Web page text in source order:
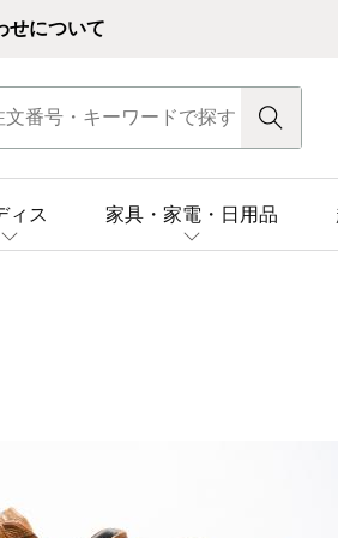
ィス 家具・家電・日用品
せについて